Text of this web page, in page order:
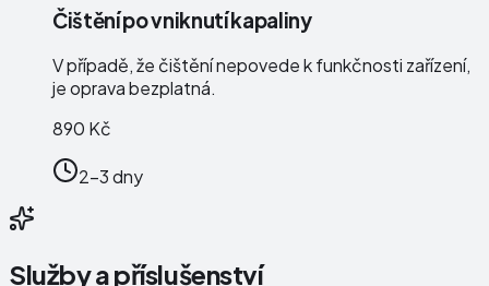
Čištění po vniknutí kapaliny
V případě, že čištění nepovede k funkčnosti zařízení,
je oprava bezplatná.
890 Kč
2-3 dny
Služby a příslušenství